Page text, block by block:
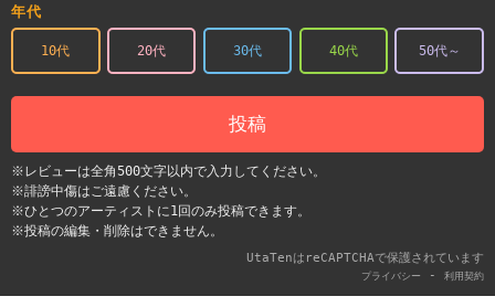
年代
10代 20代 30代 40代 50代～
投稿
※レビューは全角500文字以内で入力してください。
※誹謗中傷はご遠慮ください。
※ひとつのアーティストに1回のみ投稿できます。
※投稿の編集・削除はできません。
UtaTenはreCAPTCHAで保護されています
プライバシー - 利用契約